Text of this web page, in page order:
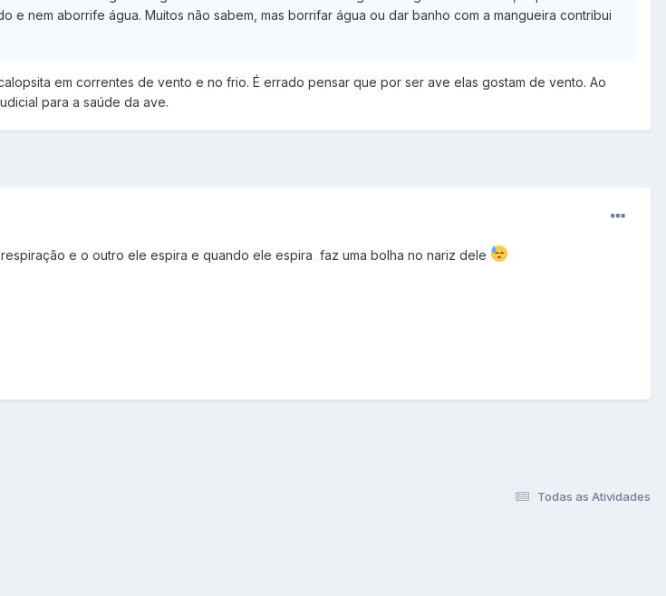
e nem aborrife água. Muitos não sabem, mas borrifar água ou dar banho com a mangueira contribui
em correntes de vento e no frio. É errado pensar que por ser ave elas gostam de vento. Ao
para a saúde da ave.
e o outro ele espira e quando ele espira faz uma bolha no nariz dele
Todas as Atividades